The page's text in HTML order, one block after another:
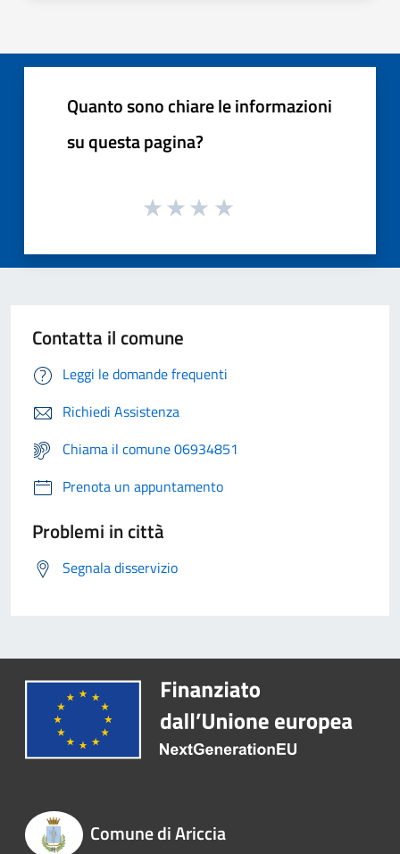
Quanto sono chiare le informazioni
su questa pagina?
Contatta il comune
Leggi le domande frequenti
Richiedi Assistenza
Chiama il comune 06934851
Prenota un appuntamento
Problemi in città
Segnala disservizio
Comune di Ariccia